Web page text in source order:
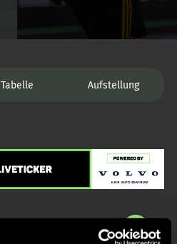
Tabelle Aufstellung